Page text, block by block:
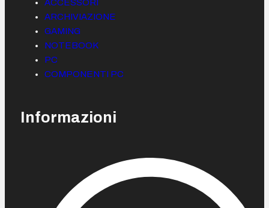
ACCESSORI
ARCHIVIAZIONE
GAMING
NOTEBOOK
PC
COMPONENTI PC
Informazioni